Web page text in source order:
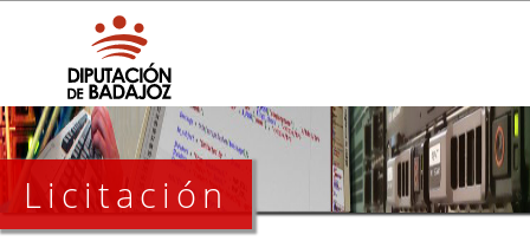
Licitación